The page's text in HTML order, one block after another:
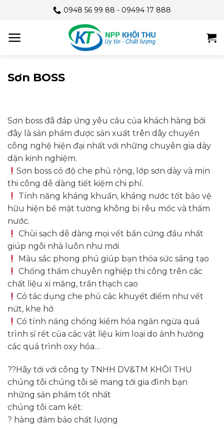
content
0948 56 99 88 - 09494 17 888
Sơn BOSS
Sơn boss đã đáp ứng yêu cầu của khách hàng bởi
đây là sản phẩm được sản xuất trên dây chuyền
công nghệ hiện đại nhất với những chuyên gia dày
dặn kinh nghiệm.
Sơn boss có độ che phủ rộng, lớp sơn dày và mịn
thi công dễ dàng tiết kiệm chi phí.
Tính năng kháng khuẩn, kháng nước tốt bảo vệ
hữu hiện bề mặt tường không bị rêu mốc và thấm
nước.
Chùi sạch dễ dàng mọi vết bẩn cứng đầu nhất
giúp ngôi nhà luôn như mới
Màu sắc phong phú giúp bạn thỏa sức sáng tạo
Chống thấm chuyên nghiệp thi công trên các
chất liệu xi măng, trần thạch cao
Có tác dụng che phủ các khuyết điểm như vết
nứt, khe hở
Có tính năng chống kiềm hóa ngăn ngừa quá
trình sỉ rét của các vật liệu kim loại do ảnh hưởng
các quá trình oxy hóa…
??Hãy tới với công ty TNHH DV&TM KHÔI THU
chúng tôi chúng tôi sẽ mang tới gia đình bạn
những sản phẩm tốt nhất
chúng tôi cam kết:
? hàng đảm bảo chất lượng